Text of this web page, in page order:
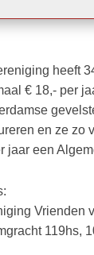
heeft
€ 18,- per
en ze zo
jaar een
Vrienden
119hs,